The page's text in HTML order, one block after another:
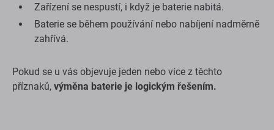
Zařízení se nespustí, i když je baterie nabitá.
Baterie se během používání nebo nabíjení nadměrně
zahřívá.
Pokud se u vás objevuje jeden nebo více z těchto
příznaků, výměna baterie je logickým řešením.